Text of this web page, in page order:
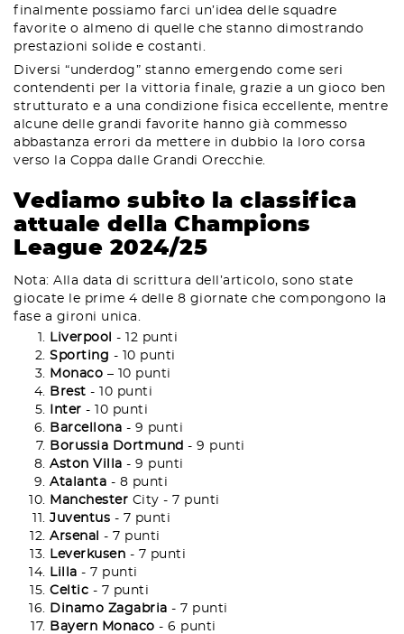
finalmente possiamo farci un’idea delle squadre
favorite o almeno di quelle che stanno dimostrando
prestazioni solide e costanti.
Diversi “underdog” stanno emergendo come seri
contendenti per la vittoria finale, grazie a un gioco ben
strutturato e a una condizione fisica eccellente, mentre
alcune delle grandi favorite hanno già commesso
abbastanza errori da mettere in dubbio la loro corsa
verso la Coppa dalle Grandi Orecchie.
Vediamo subito la classifica
attuale della Champions
League 2024/25
Nota: Alla data di scrittura dell’articolo, sono state
giocate le prime 4 delle 8 giornate che compongono la
fase a gironi unica.
Liverpool
- 12 punti
Sporting - 10 punti
Monaco – 10 punti
Brest - 10 punti
Inter - 10 punti
Barcellona - 9 punti
Borussia Dortmund - 9 punti
Aston Villa - 9 punti
Atalanta - 8 punti
Manchester City - 7 punti
Juventus - 7 punti
Arsenal
- 7 punti
Leverkusen - 7 punti
Lilla - 7 punti
Celtic - 7 punti
Dinamo Zagabria - 7 punti
Bayern Monaco - 6 punti